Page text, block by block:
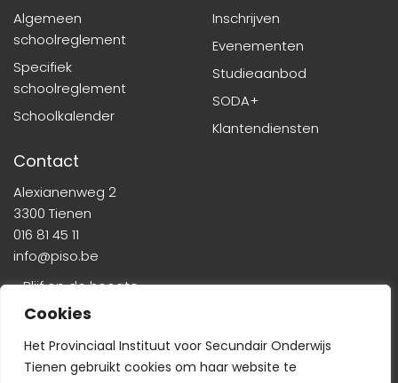
Cookies
Het Provinciaal Instituut voor Secundair Onderwijs
Tienen gebruikt cookies om haar website te
Algemeen
schoolreglement
Specifiek
schoolreglement
Schoolkalender
Inschrijven
Evenementen
Studieaanbod
SODA+
Klantendiensten
Contact
Alexianenweg 2
3300 Tienen
016 81 45 11
info@piso.be
» Blijf op de hoogte